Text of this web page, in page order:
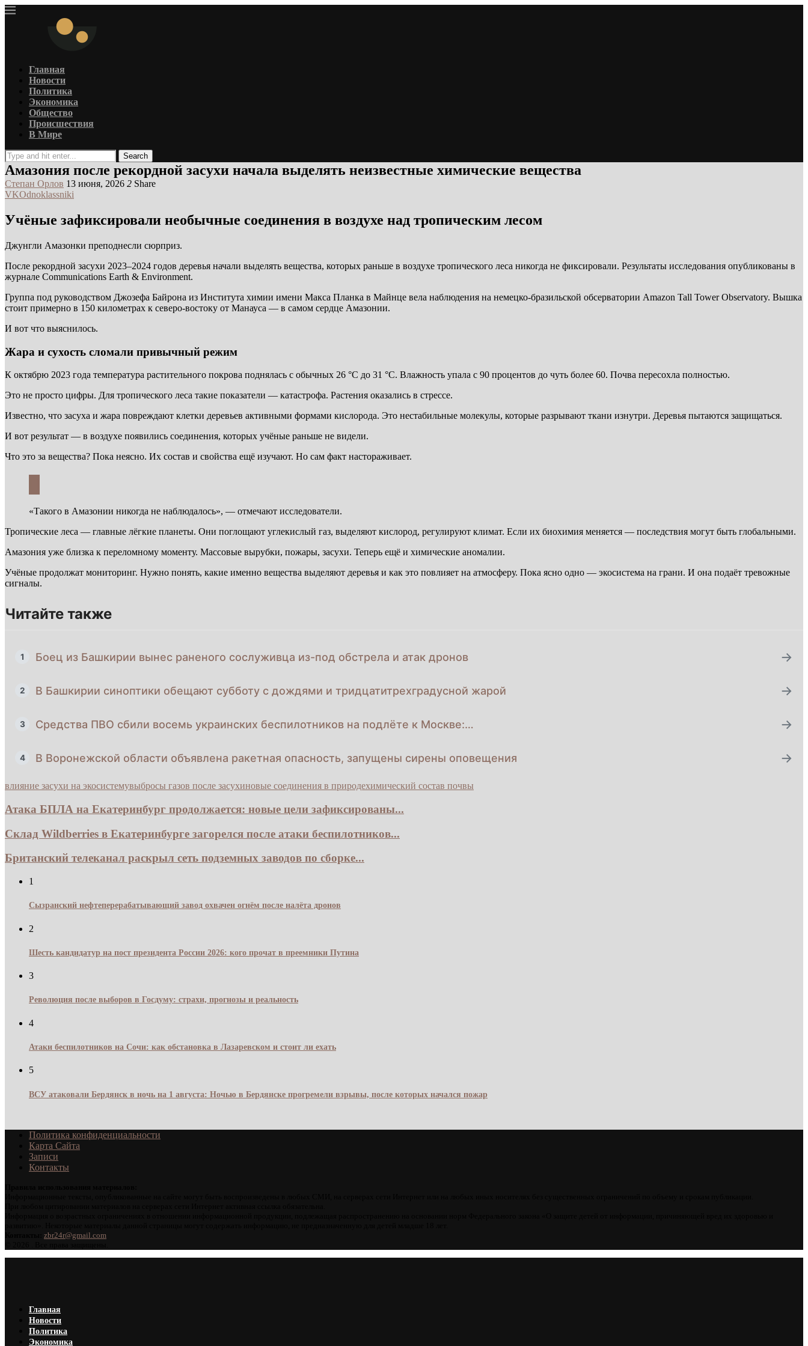
Главная
Новости
Политика
Экономика
Общество
Происшествия
В Мире
Search
Амазония после рекордной засухи начала выделять неизвестные химические вещества
Степан Орлов 13 июня, 2026 2 Share
VKOdnoklassniki
Учёные зафиксировали необычные соединения в воздухе над тропическим лесом
Джунгли Амазонки преподнесли сюрприз.
После рекордной засухи 2023–2024 годов деревья начали выделять вещества, которых раньше в воздухе тропического леса никогда не фиксировали. Результаты исследования опубликованы в
журнале Communications Earth & Environment.
Группа под руководством Джозефа Байрона из Института химии имени Макса Планка в Майнце вела наблюдения на немецко-бразильской обсерватории Amazon Tall Tower Observatory. Вышка
стоит примерно в 150 километрах к северо-востоку от Манауса — в самом сердце Амазонии.
И вот что выяснилось.
Жара и сухость сломали привычный режим
К октябрю 2023 года температура растительного покрова поднялась с обычных 26 °C до 31 °C. Влажность упала с 90 процентов до чуть более 60. Почва пересохла полностью.
Это не просто цифры. Для тропического леса такие показатели — катастрофа. Растения оказались в стрессе.
Известно, что засуха и жара повреждают клетки деревьев активными формами кислорода. Это нестабильные молекулы, которые разрывают ткани изнутри. Деревья пытаются защищаться.
И вот результат — в воздухе появились соединения, которых учёные раньше не видели.
Что это за вещества? Пока неясно. Их состав и свойства ещё изучают. Но сам факт настораживает.
«Такого в Амазонии никогда не наблюдалось», — отмечают исследователи.
Тропические леса — главные лёгкие планеты. Они поглощают углекислый газ, выделяют кислород, регулируют климат. Если их биохимия меняется — последствия могут быть глобальными.
Амазония уже близка к переломному моменту. Массовые вырубки, пожары, засухи. Теперь ещё и химические аномалии.
Учёные продолжат мониторинг. Нужно понять, какие именно вещества выделяют деревья и как это повлияет на атмосферу. Пока ясно одно — экосистема на грани. И она подаёт тревожные
сигналы.
Читайте также
1 Боец из Башкирии вынес раненого сослуживца из-под обстрела и атак дронов →
2 В Башкирии синоптики обещают субботу с дождями и тридцатитрехградусной жарой →
3 Средства ПВО сбили восемь украинских беспилотников на подлёте к Москве:… →
4 В Воронежской области объявлена ракетная опасность, запущены сирены оповещения →
влияние засухи на экосистемувыбросы газов после засухиновые соединения в природехимический состав почвы
Атака БПЛА на Екатеринбург продолжается: новые цели зафиксированы...
Склад Wildberries в Екатеринбурге загорелся после атаки беспилотников...
Британский телеканал раскрыл сеть подземных заводов по сборке...
1
Сызранский нефтеперерабатывающий завод охвачен огнём после налёта дронов
2
Шесть кандидатур на пост президента России 2026: кого прочат в преемники Путина
3
Революция после выборов в Госдуму: страхи, прогнозы и реальность
4
Атаки беспилотников на Сочи: как обстановка в Лазаревском и стоит ли ехать
5
ВСУ атаковали Бердянск в ночь на 1 августа: Ночью в Бердянске прогремели взрывы, после которых начался пожар
Политика конфиденциальности
Карта Сайта
Записи
Контакты
zbr24r@gmail.com
Главная
Новости
Политика
Экономика